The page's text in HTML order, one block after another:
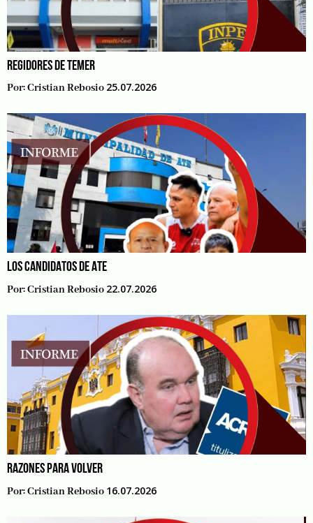
REGIDORES DE TEMER
Por:Cristian Rebosio 25.07.2026
LOS CANDIDATOS DE ATE
Por:Cristian Rebosio 22.07.2026
RAZONES PARA VOLVER
Por:Cristian Rebosio 16.07.2026